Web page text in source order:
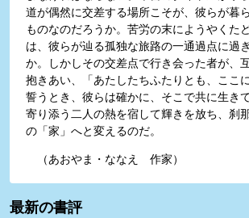
道が偶然に交差する場所こそが、彼らが暮
ものなのだろうか。苦労の末にようやくた
は、彼らが辿る孤独な旅路の一通過点に過
か。しかしその交差点で行き会った者が、
抱きあい、「あたしたちふたりとも、ここ
誓うとき、彼らは確かに、そこで共に生き
寄り添う二人の熱を宿して輝きを放ち、刹
の「家」へと変えるのだ。
（あおやま・ななえ 作家）
最新の書評